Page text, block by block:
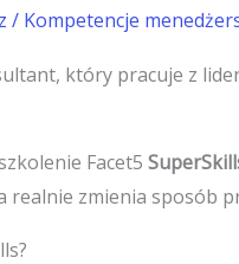
/ Kompetencje
który pracuje z
Facet5
realnie zmienia sposób